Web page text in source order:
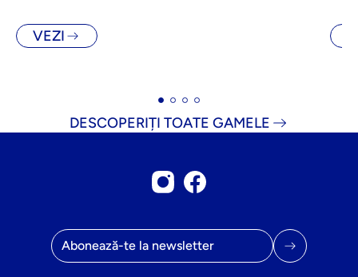
VEZI
DESCOPERIȚI TOATE GAMELE
Adresa de email